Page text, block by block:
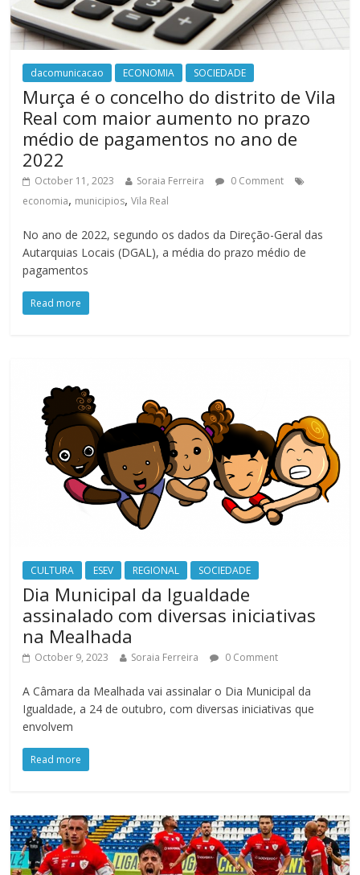
dacomunicacao ECONOMIA SOCIEDADE
Murça é o concelho do distrito de Vila
Real com maior aumento no prazo
médio de pagamentos no ano de
2022
October 11, 2023 Soraia Ferreira
0 Comment
economia, municipios,Vila Real
No ano de 2022, segundo os dados da Direção-Geral das
Autarquias Locais (DGAL), a média do prazo médio de
pagamentos
Read more
CULTURA ESEV REGIONAL SOCIEDADE
Dia Municipal da Igualdade
assinalado com diversas iniciativas
na Mealhada
October 9, 2023 Soraia Ferreira 0 Comment
A Câmara da Mealhada vai assinalar o Dia Municipal da
Igualdade, a 24 de outubro, com diversas iniciativas que
envolvem
Read more